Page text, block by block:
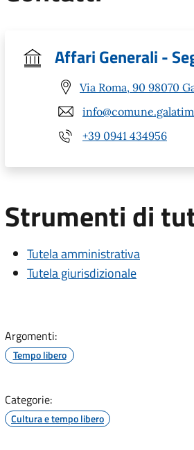
Affari Generali -
Via Roma, 90 98070
+39 0941 434956
Strumenti di
Tutela amministrativa
Tutela giurisdizionale
Argomenti:
Tempo libero
Categorie:
Cultura e tempo libero